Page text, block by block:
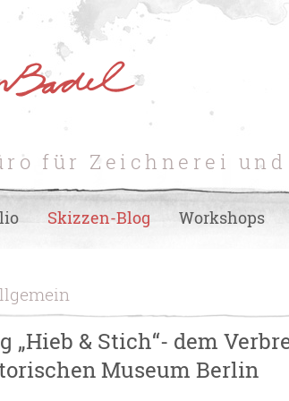
für Zeichnerei
Skizzen-Blog Workshops
„Hieb & Stich“- dem
Museum Berlin